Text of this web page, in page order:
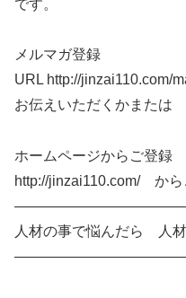
です。
メルマガ登録
URL http://jinzai110.com/
お伝えいただくかまたは
ホームページからご登録
http://jinzai110.com/ から
人材の事で悩んだら 人